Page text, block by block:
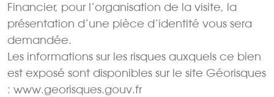
Financier, pour l’organisation de la visite, la
présentation d’une pièce d’identité vous sera
demandée.
Les informations sur les risques auxquels ce bien
est exposé sont disponibles sur le site Géorisques
: www.georisques.gouv.fr